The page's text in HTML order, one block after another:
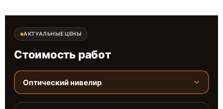
АКТУАЛЬНЫЕ ЦЕНЫ
Стоимость работ
Оптический нивелир